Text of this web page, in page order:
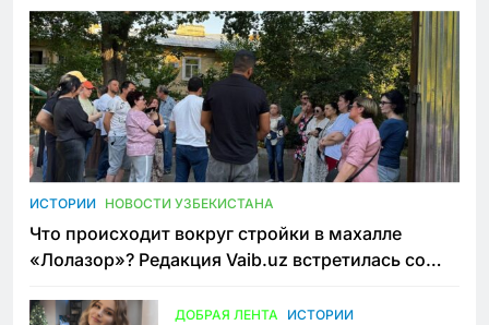
ИСТОРИИ НОВОСТИ УЗБЕКИСТАНА
Что происходит вокруг стройки в махалле
«Лолазор»? Редакция Vaib.uz встретилась со
ДОБРАЯ ЛЕНТА ИСТОРИИ